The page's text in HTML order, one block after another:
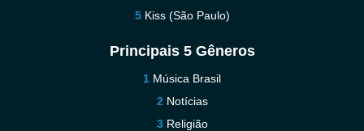
Kiss (São Paulo)
Principais 5 Gêneros
Música Brasil
Notícias
Religião